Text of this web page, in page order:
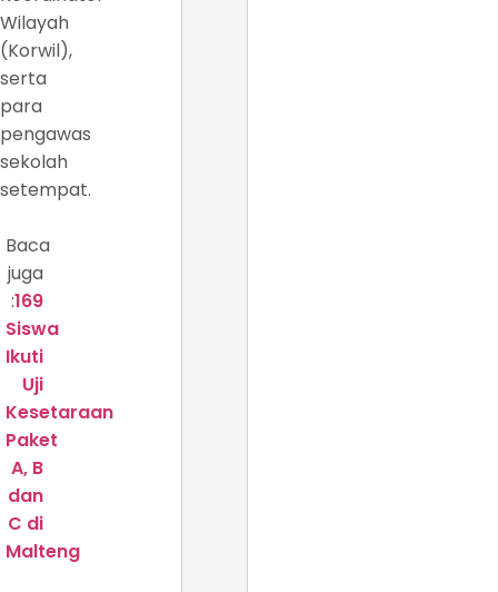
Wilayah
(Korwil),
serta
para
pengawas
sekolah
setempat.
Baca
juga
:169
Siswa
Ikuti
Uji
Kesetaraan
Paket
A, B
dan
C di
Malteng